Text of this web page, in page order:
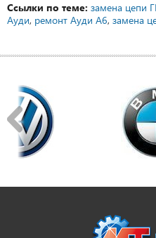
Ссылки по теме: замена цепи
Ауди, ремонт Ауди А6, замена